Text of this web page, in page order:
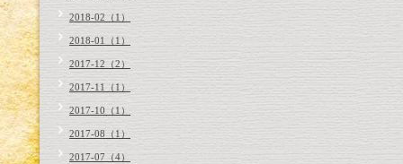
2018-02（1）
2018-01（1）
2017-12（2）
2017-11（1）
2017-10（1）
2017-08（1）
2017-07（4）